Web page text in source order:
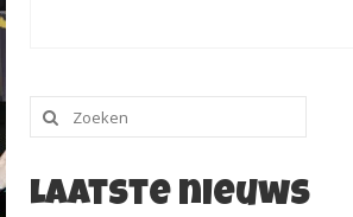
Zoeken
naar:
Laatste nieuws